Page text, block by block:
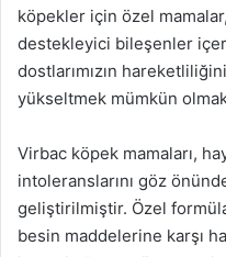
köpekler için özel
destekleyici bileşenler
dostlarımızın
yükseltmek mümkün
Virbac köpek mamaları,
intoleranslarını göz
geliştirilmiştir. Özel
besin maddelerine karşı